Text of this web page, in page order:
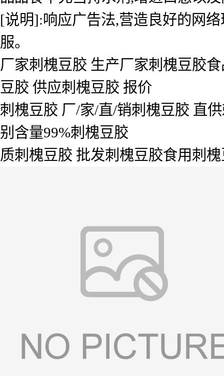
[说明]:响应广告法,营造良好的网
服。
厂家刺槐豆胶 生产厂家刺槐豆胶
豆胶 供应刺槐豆胶 报价
刺槐豆胶 厂/家/直/销刺槐豆胶 直
别含量99%刺槐豆胶
质刺槐豆胶 批发刺槐豆胶食用刺